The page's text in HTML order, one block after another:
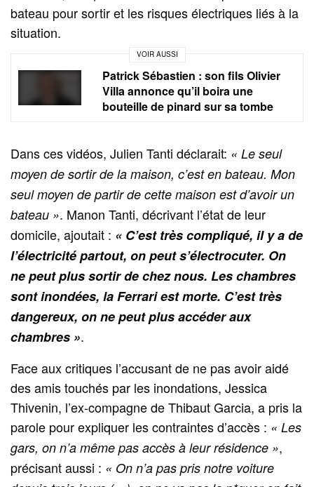
bateau pour sortir et les risques électriques liés à la
situation.
VOIR AUSSI
Patrick Sébastien : son fils Olivier
Villa annonce qu’il boira une
bouteille de pinard sur sa tombe
Dans ces vidéos, Julien Tanti déclarait: « Le seul
moyen de sortir de la maison, c’est en bateau. Mon
seul moyen de partir de cette maison est d’avoir un
bateau ». Manon Tanti, décrivant l’état de leur
domicile, ajoutait : « C’est très compliqué, il y a de
l’électricité partout, on peut s’électrocuter. On
ne peut plus sortir de chez nous. Les chambres
sont inondées, la Ferrari est morte. C’est très
dangereux, on ne peut plus accéder aux
chambres ».
Face aux critiques l’accusant de ne pas avoir aidé
des amis touchés par les inondations, Jessica
Thivenin, l’ex-compagne de Thibaut Garcia, a pris la
parole pour expliquer les contraintes d’accès : « Les
gars, on n’a même pas accès à leur résidence »,
précisant aussi : « On n’a pas pris notre voiture